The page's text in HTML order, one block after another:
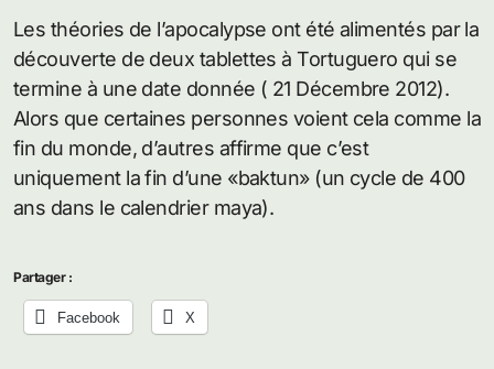
Les théories de l’apocalypse ont été alimentés par la
découverte de deux tablettes à Tortuguero qui se
termine à une date donnée ( 21 Décembre 2012).
Alors que certaines personnes voient cela comme la
fin du monde, d’autres affirme que c’est
uniquement la fin d’une «baktun» (un cycle de 400
ans dans le calendrier maya).
Partager :
Facebook X